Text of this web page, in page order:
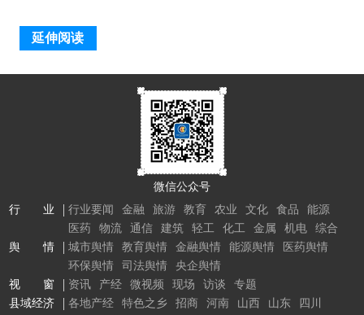
延伸阅读
微信公众号
行 业
行业要闻 金融 旅游 教育 农业 文化 食品
能源
医药
物流 通信 建筑 轻工 化工 金属 机电
综合
舆 情
城市舆情 教育舆情 金融舆情 能源舆情
医药舆情
环保舆情
司法舆情
央企舆情
视 窗
资讯 产经 微视频 现场 访谈
专题
县域经济
各地产经 特色之乡 招商 河南 山西 山东
四川